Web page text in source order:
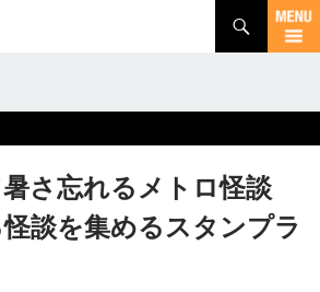
さ忘れるメトロ怪談
談を集めるスタンプラ